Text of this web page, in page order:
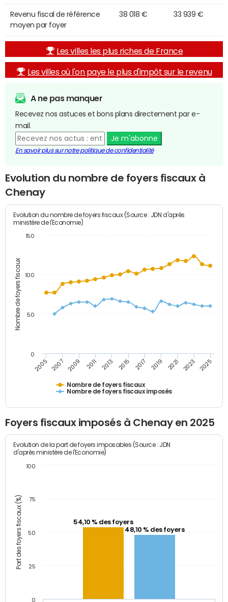
Revenu fiscal de référence
moyen par foyer
38 018 € 33 939 €
Les villes les plus riches de France
Les villes où l'on paye le plus d'impôt sur le revenu
A ne pas manquer
Recevez nos astuces et bons plans directement par e-
mail.
Je m'abonne
En savoir plus sur notre politique de confidentialité
Evolution du nombre de foyers fiscaux à
Chenay
Nombre de foyers fiscaux
Evolution du nombre de foyers fiscaux (Source : JDN d'après
ministère de l'Economie)
Nombre de foyers fiscaux
Nombre de foyers fiscaux imposés
2005 2007 2009 2011 2013 2015 2017 2019 2021 2023 2025
0
50
100
150
Foyers fiscaux imposés à Chenay en 2025
Part des foyers fiscaux (%)
Evolution de la part de foyers imposables (Source : JDN
d'après ministère de l'Economie)
54,10 % des foyers
48,10 % des foyers
0
25
50
75
100